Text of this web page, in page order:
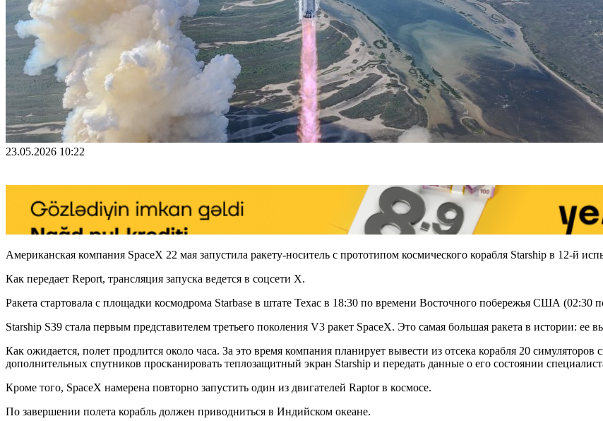
23.05.2026 10:22
Американская компания SpaceX 22 мая запустила ракету-носитель с прототипом космического корабля Starship в 12-й
Как передает Report, трансляция запуска ведется в соцсети X.
Ракета стартовала с площадки космодрома Starbase в штате Техас в 18:30 по времени Восточного побережья США (02:30
Starship S39 стала первым представителем третьего поколения V3 ракет SpaceX. Это самая большая ракета в истории: ее
Как ожидается, полет продлится около часа. За это время компания планирует вывести из отсека корабля 20
дополнительных спутников просканировать теплозащитный экран Starship и передать данные о его состоянии
Кроме того, SpaceX намерена повторно запустить один из двигателей Raptor в космосе.
По завершении полета корабль должен приводниться в Индийском океане.